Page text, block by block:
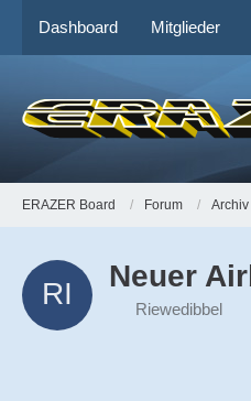
Dashboard Mitglieder
ERAZER Board Forum Archiv
Neuer
Riewedibbel